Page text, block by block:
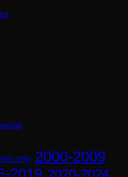
1999 2000-2009
2019 2020-2024